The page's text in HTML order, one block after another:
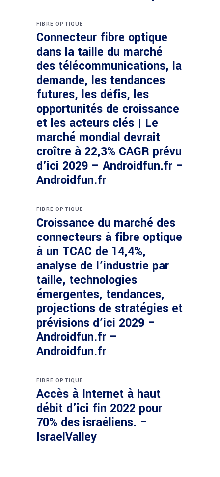
FIBRE OPTIQUE
Connecteur fibre optique
dans la taille du marché
des télécommunications, la
demande, les tendances
futures, les défis, les
opportunités de croissance
et les acteurs clés | Le
marché mondial devrait
croître à 22,3% CAGR prévu
d’ici 2029 – Androidfun.fr –
Androidfun.fr
FIBRE OPTIQUE
Croissance du marché des
connecteurs à fibre optique
à un TCAC de 14,4%,
analyse de l’industrie par
taille, technologies
émergentes, tendances,
projections de stratégies et
prévisions d’ici 2029 –
Androidfun.fr –
Androidfun.fr
FIBRE OPTIQUE
Accès à Internet à haut
débit d’ici fin 2022 pour
70% des israéliens. –
IsraelValley